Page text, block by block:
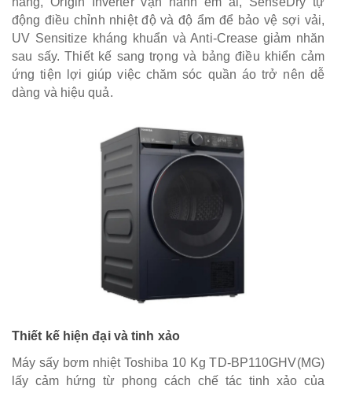
động điều chỉnh nhiệt độ và độ ẩm để bảo vệ sợi vải,
UV Sensitize kháng khuẩn và Anti-Crease giảm nhăn
sau sấy. Thiết kế sang trọng và bảng điều khiển cảm
ứng tiện lợi giúp việc chăm sóc quần áo trở nên dễ
dàng và hiệu quả.
Thiết kế hiện đại và tinh xảo
Máy sấy bơm nhiệt Toshiba 10 Kg TD-BP110GHV(MG)
lấy cảm hứng từ phong cách chế tác tinh xảo của